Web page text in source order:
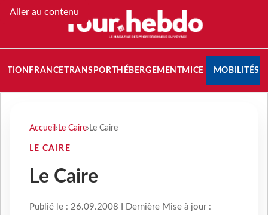
Aller au contenu
FRANCETRANSPORT HÉBERGEMENTMICE MOBILITÉS
Accueil › Le Caire› Le Caire
LE CAIRE
Le Caire
Publié le : 26.09.2008 I Dernière Mise à jour :